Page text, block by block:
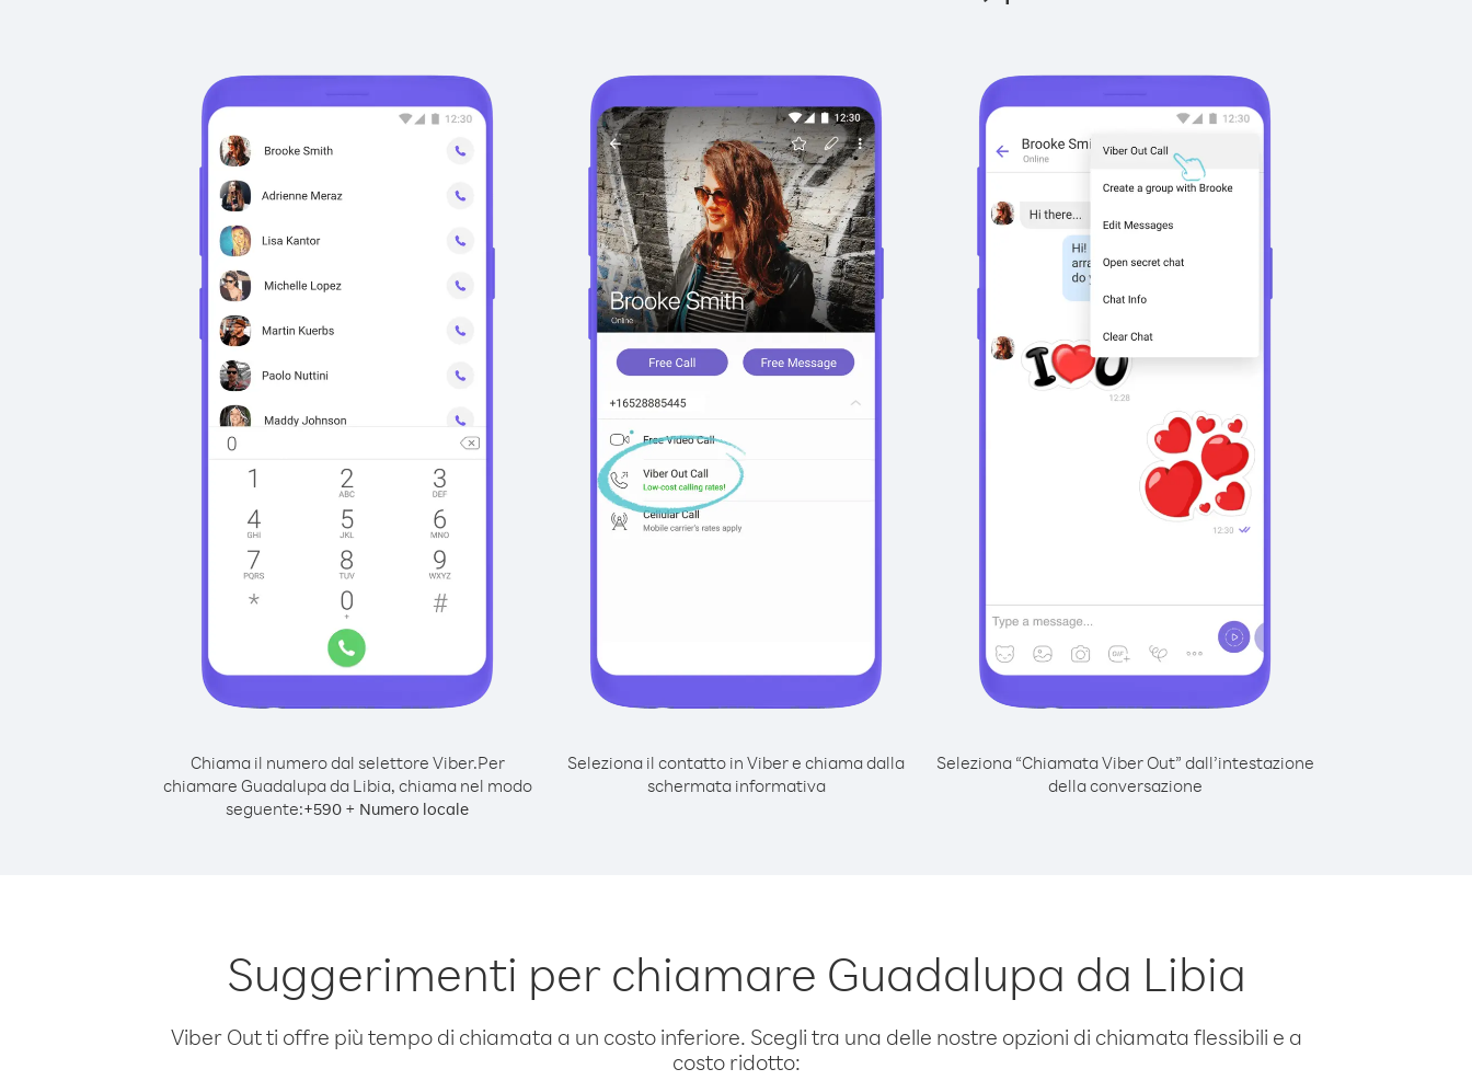
Chiama il numero dal selettore Viber.Per
chiamare Guadalupa da Libia, chiama nel modo
seguente:+590 + Numero locale
Seleziona il contatto in Viber e chiama dalla
schermata informativa
Seleziona “Chiamata Viber Out” dall’intestazione
della conversazione
Suggerimenti per chiamare Guadalupa da Libia
Viber Out ti offre più tempo di chiamata a un costo inferiore. Scegli tra una delle nostre opzioni di chiamata flessibili e a
costo ridotto: